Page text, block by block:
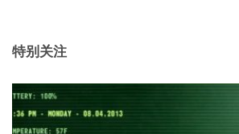
特别关注